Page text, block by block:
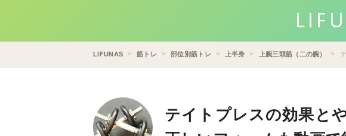
LIFUNAS 筋トレ 部位別筋トレ 上半身 上腕三頭筋（二の腕）
テイトプレスの効果と